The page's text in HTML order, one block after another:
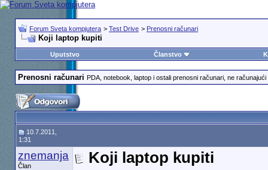
Forum Sveta kompjutera > Test Drive > Prenosni računari
Koji laptop kupiti
Uputstvo Članstvo
Prenosni računari PDA, notebook, laptop i ostali prenosni računari, ne računajući
10.7.2011,
1:31
znemanja
Član
Koji laptop kupiti